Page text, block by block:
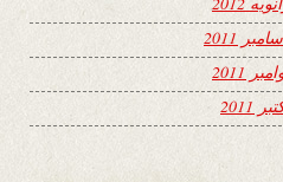
2011
2011
2011